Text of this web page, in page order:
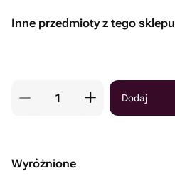
Inne przedmioty z tego sklepu
Dodaj
Wyróżnione